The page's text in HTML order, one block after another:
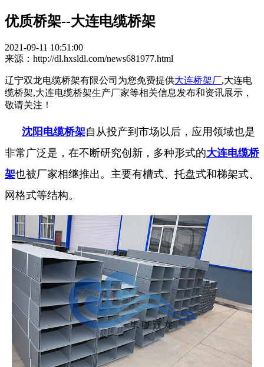
优质桥架--大连电缆桥架
2021-09-11 10:51:00
来源：http://dl.hxsldl.com/news681977.html
辽宁双龙电缆桥架有限公司为您免费提供大连桥架厂,大连电
缆桥架,大连电缆桥架生产厂家等相关信息发布和资讯展示，
敬请关注！
沈阳电缆桥架自从投产到市场以后，应用领域也是
非常广泛是，在不断研究创新，多种形式的大连电缆桥
架也被厂家相继推出。主要有槽式、托盘式和梯架式、
网格式等结构。